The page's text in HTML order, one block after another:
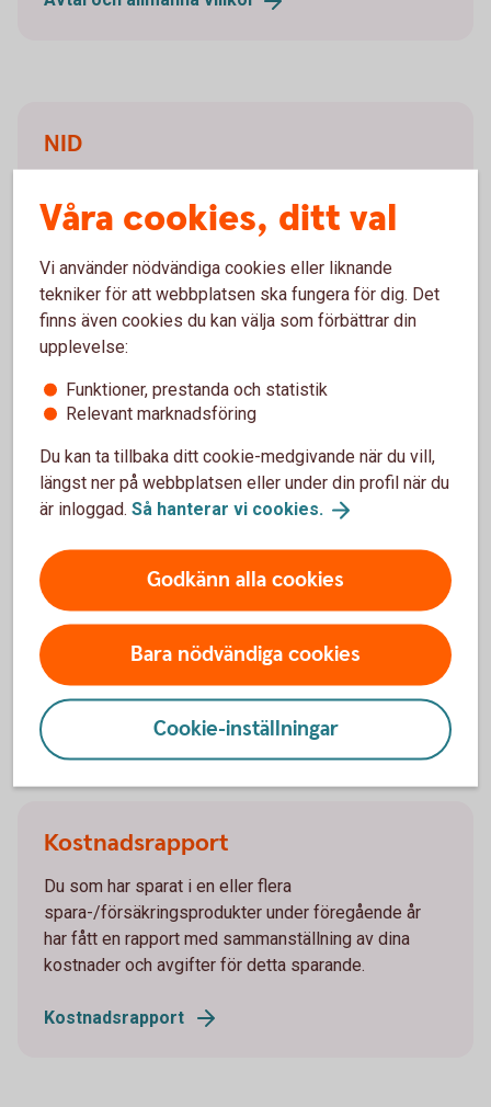
NID
behöver registrera ett nationellt ID-nummer, NID, i
bankens system. Det är en global identifieringskod
som används vid värdepapperstransaktioner.
Nationellt ID-nummer(NID)
Du meddelas vid värdeminskning
Har du en förvaltad portfölj eller innehav i
meddelande från banken om värdet i portföljen eller
instrumentet har minskat med 10 procent eller mer.
Meddelande vid
Kostnadsrapport
Du som har sparat i en eller flera
spara-/försäkringsprodukter under föregående år
har fått en rapport med sammanställning av dina
kostnader och avgifter för detta sparande.
Kostnadsrapport
Våra cookies, ditt val
Vi använder nödvändiga cookies eller liknande
tekniker för att webbplatsen ska fungera för dig. Det
finns även cookies du kan välja som förbättrar din
upplevelse:
Funktioner, prestanda och statistik
Relevant marknadsföring
Du kan ta tillbaka ditt cookie-medgivande när du vill,
längst ner på webbplatsen eller under din profil när du
är inloggad. Så hanterar vi cookies.
Godkänn alla cookies
Bara nödvändiga cookies
Cookie-inställningar